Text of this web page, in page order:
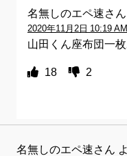
名無しのエペ速さん
2020年11月2日 10:19 AM
山田くん座布団一
18 2
名無しのエペ速さん